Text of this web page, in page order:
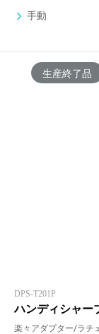
手動
生産終了品
DPS-T201P
ハンディシャ
楽々アダプター/ラチ